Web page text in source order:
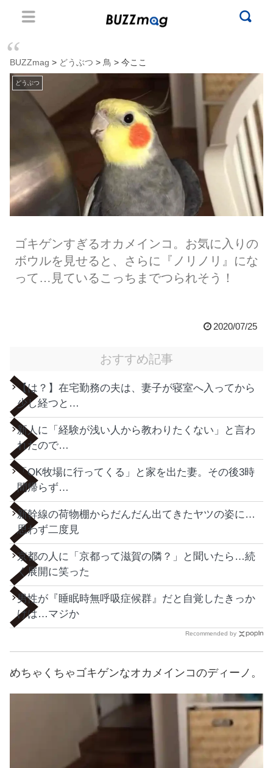
BUZZmag > どうぶつ > 鳥 > 今ここ
どうぶつ
ゴキゲンすぎるオカメインコ。お気に入りの
ボウルを見せると、さらに『ノリノリ』にな
って…見ているこっちまでつられそう！
2020/07/25
おすすめ記事
【は？】在宅勤務の夫は、妻子が寝室へ入ってから
少し経つと…
新人に「経験が浅い人から教わりたくない」と言わ
れたので…
「OK牧場に行ってくる」と家を出た妻。その後3時
間帰らず…
新幹線の荷物棚からだんだん出てきたヤツの姿に…
思わず二度見
京都の人に「京都って滋賀の隣？」と聞いたら…続
く展開に笑った
男性が『睡眠時無呼吸症候群』だと自覚したきっか
けは…マジか
Recommended by
めちゃくちゃゴキゲンなオカメインコのディーノ。